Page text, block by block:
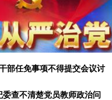
部任免事项不得提交会议讨
委查不清楚党员教师政治问